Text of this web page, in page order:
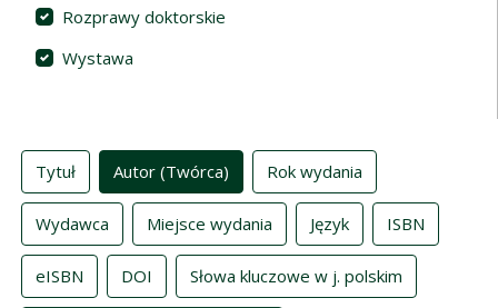
Rozprawy doktorskie
Wystawa
Indeksy
Tytuł Autor (Twórca) Rok wydania
Wydawca Miejsce wydania Język ISBN
eISBN DOI Słowa kluczowe w j. polskim